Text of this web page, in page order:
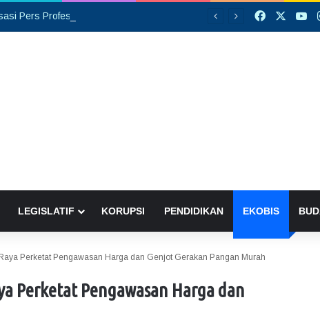
Facebook
LEGISLATIF KORUPSI PENDIDIKAN EKOBIS
Perketat Pengawasan Harga dan Genjot Gerakan Pangan Murah
Perketat Pengawasan Harga dan